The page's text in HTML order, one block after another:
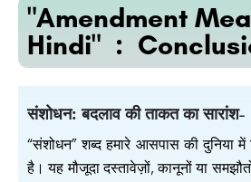
"Amendment
Hindi" :
संशोधन: बदलाव की ताकत का सारांश-
“संशोधन” शब्द हमारे आसपास की दुनिया में
है। यह मौजूदा दस्तावेज़ों, कानूनों या